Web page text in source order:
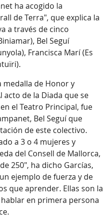
ha acogido la
de Terra", que explica la
a través de cinco
Bel Seguí
Francisca Marí (Es
medalla de Honor y
acto de la Diada que se
el Teatro Principal, fue
Bel Seguí que
de este colectivo.
a 3 o 4 mujeres y
del Consell de Mallorca,
250", ha dicho Garcías,
ejemplo de fuerza y de
que aprender. Ellas son la
en primera persona